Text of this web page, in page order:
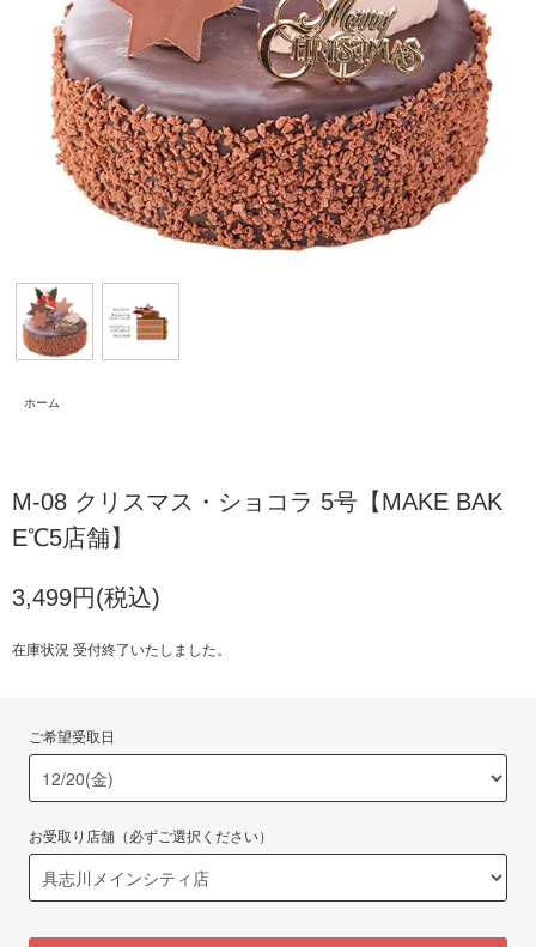
ホーム
M-08 クリスマス・ショコラ 5号【MAKE BAK
E℃5店舗】
3,499円(税込)
在庫状況 受付終了いたしました。
ご希望受取日
お受取り店舗（必ずご選択ください）